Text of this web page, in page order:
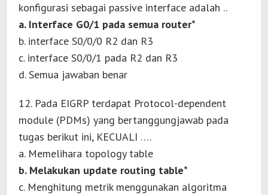
konfigurasi sebagai passive interface adalah ..
a. Interface G0/1 pada semua router*
b. interface S0/0/0 R2 dan R3
c. interface S0/0/1 pada R2 dan R3
d. Semua jawaban benar
12. Pada EIGRP terdapat Protocol-dependent
module (PDMs) yang bertanggungjawab pada
tugas berikut ini, KECUALI ….
a. Memelihara topology table
b. Melakukan update routing table*
c. Menghitung metrik menggunakan algoritma